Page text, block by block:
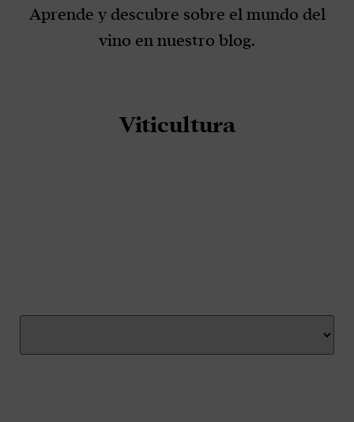
Aprende y descubre sobre el mundo del
vino en nuestro blog.
Viticultura